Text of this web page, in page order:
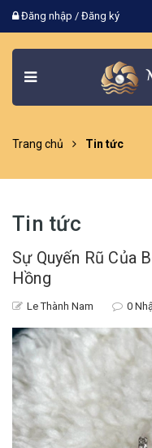
Đăng nhập / Đăng ký
Trang chủ Tin tức
Tin tức
Sự Quyến Rũ Của
Hồng
Le Thành Nam 0